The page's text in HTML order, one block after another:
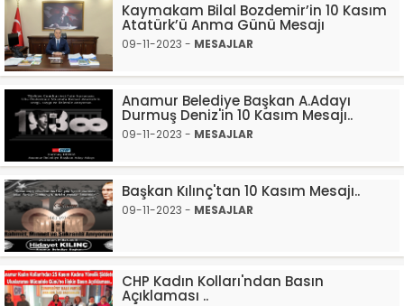
Kaymakam Bilal Bozdemir’in 10 Kasım
Atatürk’ü Anma Günü Mesajı
09-11-2023 - MESAJLAR
Anamur Belediye Başkan A.Adayı
Durmuş Deniz'in 10 Kasım Mesajı..
09-11-2023 - MESAJLAR
Başkan Kılınç'tan 10 Kasım Mesajı..
09-11-2023 - MESAJLAR
CHP Kadın Kolları'ndan Basın
Açıklaması ..